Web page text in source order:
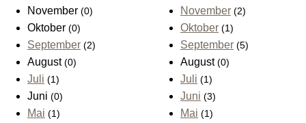
November (0)
Oktober (0)
September (2)
August (0)
Juli (1)
Juni (0)
Mai (1)
November (2)
Oktober (1)
September (5)
August(0)
Juli (1)
Juni (3)
Mai (1)